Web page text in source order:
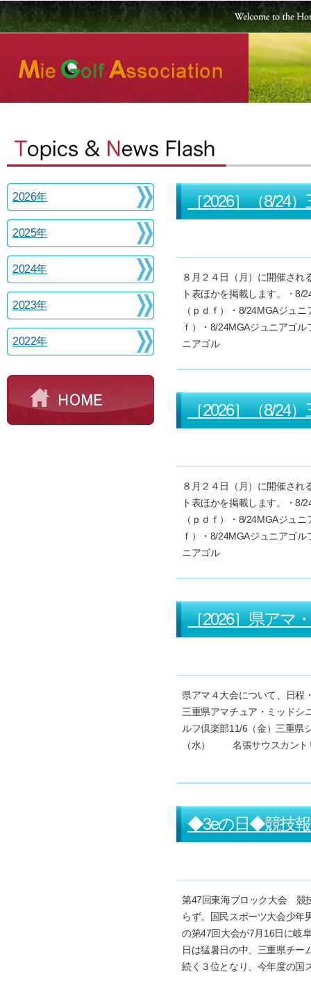
2026年
2025年
2024年
2023年
2022年
［2026］（8/24
８月２４日（月）に開催され
ト表ほかを掲載します。・8/
（ｐｄｆ）・8/24MGAジュ
ｆ）・8/24MGAジュニアゴ
ニアゴル
［2026］（8/24
８月２４日（月）に開催され
ト表ほかを掲載します。・8/
（ｐｄｆ）・8/24MGAジュ
ｆ）・8/24MGAジュニアゴ
ニアゴル
［2026］県アマ
県アマ４大会について、日程
三重県アマチュア・ミッ
ルフ倶楽部11/6（金）三重
（水） 名張サウスカント
◆3eの日◆競技報
第47回東海ブロック大会 競
らず。国民スポーツ大会少年
の第47回大会が7月16日に岐
日は猛暑日の中、三重県チー
続く３位となり、今年度の国